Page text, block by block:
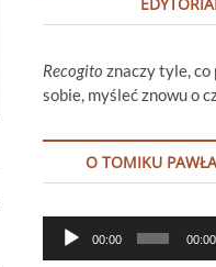
Recogito znaczy tyle, co
sobie, myśleć znowu o
O TOMIKU
Odtwarzacz
plików
00:00 00:00